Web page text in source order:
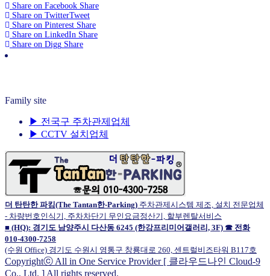
Share on Facebook Share
Share on TwitterTweet
Share on Pinterest Share
Share on LinkedIn Share
Share on Digg Share
Family site
▶ 전국구 주차관제업체
▶ CCTV 설치업체
더 탄탄한 파킹(The Tantan한-Parking) 주차관제시스템 제조, 설치 전문업체
- 차량번호인식기, 주차차단기 무인요금정산기, 할부렌탈서비스
■ (HQ): 경기도 남양주시 다산동 6245 (한강프리미어갤러리, 3F) ☎ 전화
010-4300-7258
(수원 Office) 경기도 수원시 영통구 창룡대로 260, 센트럴비즈타워 B117호
Copyrightⓒ All in One Service Provider [ 클라우드나인 Cloud-9
Co., Ltd. ] All rights reserved.